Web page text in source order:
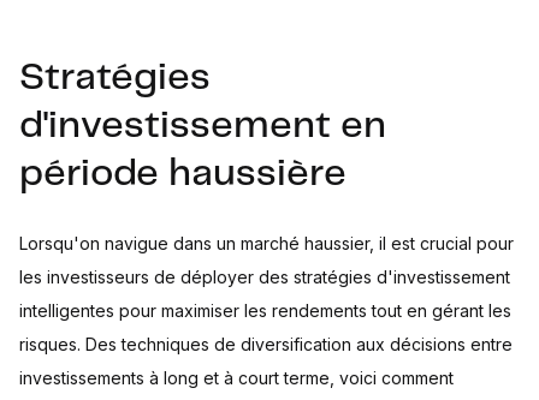
Stratégies
d'investissement en
période haussière
Lorsqu'on navigue dans un marché haussier, il est crucial pour
les investisseurs de déployer des stratégies d'investissement
intelligentes pour maximiser les rendements tout en gérant les
risques. Des techniques de diversification aux décisions entre
investissements à long et à court terme, voici comment